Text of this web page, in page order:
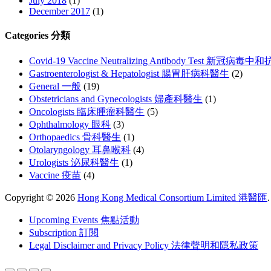
December 2017 (1)
Categories 分類
Covid-19 Vaccine Neutralizing Antibody Test 新冠病毒中和
Gastroenterologist & Hepatologist 腸胃肝病科醫生 (2)
General 一般 (19)
Obstetricians and Gynecologists 婦產科醫生 (1)
Oncologists 臨床腫瘤科醫生 (5)
Ophthalmology 眼科 (3)
Orthopaedics 骨科醫生 (1)
Otolaryngology 耳鼻喉科 (4)
Urologists 泌尿科醫生 (1)
Vaccine 疫苗 (4)
Copyright © 2026 Hong Kong Medical Consortium Limited 港醫匯.
Upcoming Events 焦點活動
Subscription 訂閱
Legal Disclaimer and Privacy Policy 法律聲明和隱私政策